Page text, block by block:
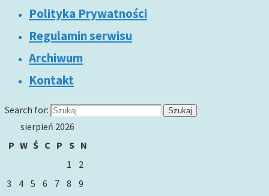
Polityka Prywatności
Regulamin serwisu
Archiwum
Kontakt
Search for: Szukaj
sierpień 2026
P W Ś C P S N
1
2
3
4 5 6 7 8
9